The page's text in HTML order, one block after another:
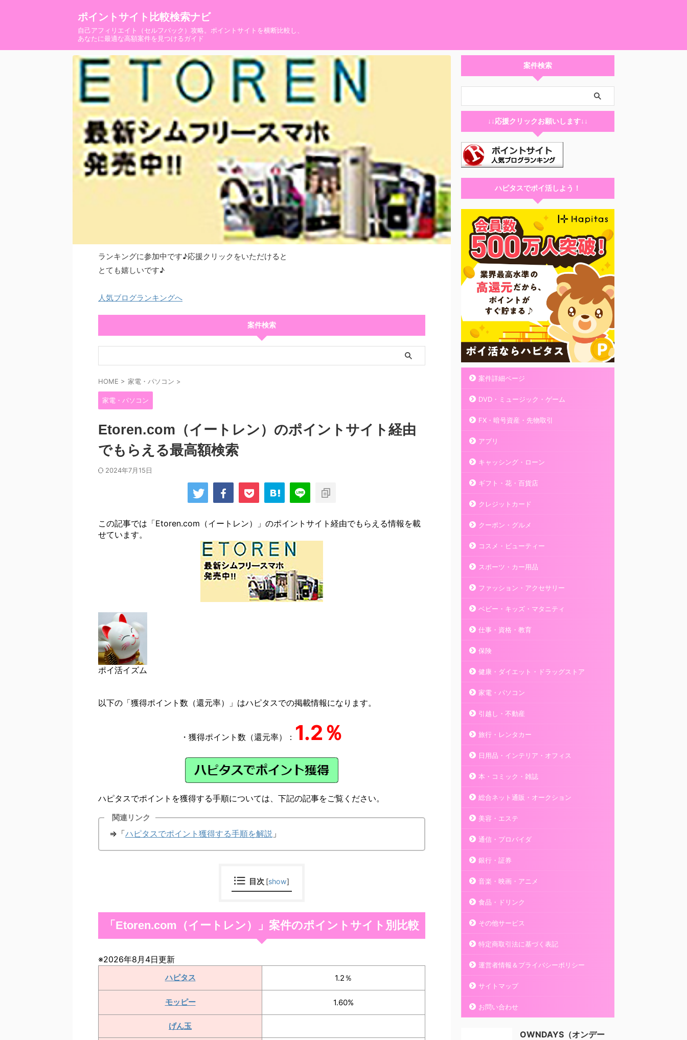
ポイントサイト比較検索ナビ
自己アフィリエイト（セルフバック）攻略。ポイントサイトを横断比較し、
あなたに最適な高額案件を見つけるガイド
ランキングに参加中です♪応援クリックをいただけると
とても嬉しいです♪
人気ブログランキングへ
案件検索
HOME > 家電・パソコン >
家電・パソコン
Etoren.com（イートレン）のポイントサイト経由
でもらえる最高額検索
2024年7月15日
この記事では「Etoren.com（イートレン）」のポイントサイト経由でもらえる情報を載
せています。
ポイ活イズム
以下の「獲得ポイント数（還元率）」はハピタスでの掲載情報になります。
・獲得ポイント数（還元率）： 1.2％
ハピタスでポイントを獲得する手順については、下記の記事をご覧ください。
関連リンク
⇒「ハピタスでポイント獲得する手順を解説 」
目次 [show]
「Etoren.com（イートレン）」案件のポイントサイト別比較
※2026年8月4日更新
ハピタス 1.2％
モッピー 1.60%
げん玉
案件検索
↓↓応援クリックお願いします↓↓
ハピタスでポイ活しよう！
案件詳細ページ
DVD・ミュージック・ゲーム
FX・暗号資産・先物取引
アプリ
キャッシング・ローン
ギフト・花・百貨店
クレジットカード
クーポン・グルメ
コスメ・ビューティー
スポーツ・カー用品
ファッション・アクセサリー
ベビー・キッズ・マタニティ
仕事・資格・教育
保険
健康・ダイエット・ドラッグストア
家電・パソコン
引越し・不動産
旅行・レンタカー
日用品・インテリア・オフィス
本・コミック・雑誌
総合ネット通販・オークション
美容・エステ
通信・プロバイダ
銀行・証券
音楽・映画・アニメ
食品・ドリンク
その他サービス
特定商取引法に基づく表記
運営者情報＆プライバシーポリシー
サイトマップ
お問い合わせ
OWNDAYS（オンデー